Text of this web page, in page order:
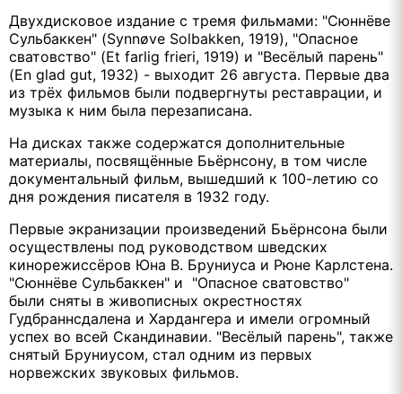
Двухдисковое издание с тремя фильмами: "Сюннёве
Сульбаккен" (Synnøve Solbakken, 1919), "Опасное
сватовство" (Et farlig frieri, 1919) и "Весёлый парень"
(En glad gut, 1932) - выходит 26 августа. Первые два
из трёх фильмов были подвергнуты реставрации, и
музыка к ним была перезаписана.
На дисках также содержатся дополнительные
материалы, посвящённые Бьёрнсону, в том числе
документальный фильм, вышедший к 100-летию со
дня рождения писателя в 1932 году.
Первые экранизации произведений Бьёрнсона были
осуществлены под руководством шведских
кинорежиссёров Юна В. Бруниуса и Рюне Карлстена.
"Сюннёве Сульбаккен" и "Опасное сватовство"
были сняты в живописных окрестностях
Гудбраннсдалена и Хардангера и имели огромный
успех во всей Скандинавии. "Весёлый парень", также
снятый Бруниусом, стал одним из первых
норвежских звуковых фильмов.